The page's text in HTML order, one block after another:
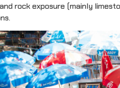
rock exposure (mainly